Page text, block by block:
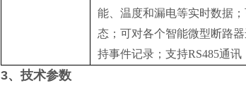
能、温度和漏电等实时数据
态；可对各个智能微型断路
持事件记录；支持RS485通
3、技术参数